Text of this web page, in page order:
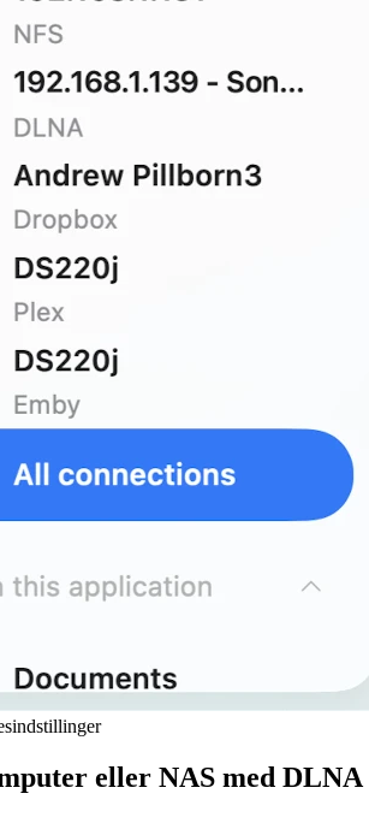
eller NAS med DLNA